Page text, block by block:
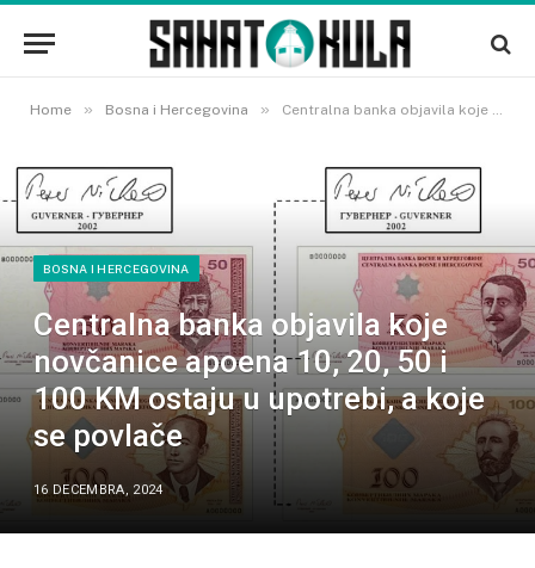
Home » Bosna i Hercegovina » Centralna banka objavila koje novčanice apoena 10, 20, 50 i 100 KM ostaju u upotrebi, a koje se povlače
BOSNA I HERCEGOVINA
Centralna banka objavila koje
novčanice apoena 10, 20, 50 i
100 KM ostaju u upotrebi, a koje
se povlače
16 DECEMBRA, 2024